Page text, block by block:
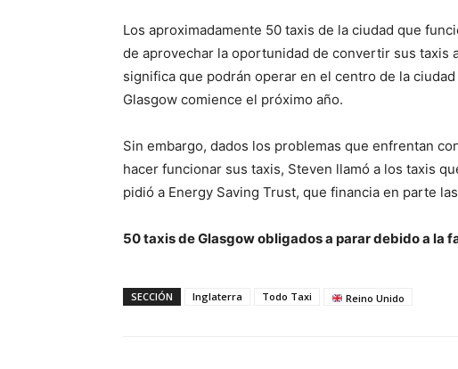
Los aproximadamente 50 taxis de la ciudad que
de aprovechar la oportunidad de convertir sus taxis
significa que podrán operar en el centro de la
Glasgow comience el próximo año.
Sin embargo, dados los problemas que enfrentan
hacer funcionar sus taxis, Steven llamó a los taxis
pidió a Energy Saving Trust, que financia en parte
50 taxis de Glasgow obligados a parar debido a la
SECCIÓN Inglaterra Todo Taxi Reino Unido